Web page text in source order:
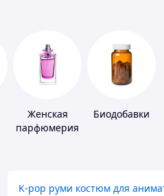
Женская
парфюмерия
Биодобавки
K-pop руми костюм для